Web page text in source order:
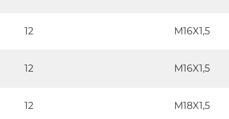
12 M16X1,5
12 M16X1,5
12 M18X1,5